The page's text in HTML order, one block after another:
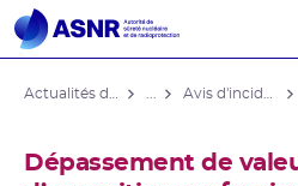
Dépassement de